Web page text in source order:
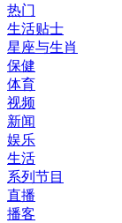
热门
生活贴士
星座与生肖
保健
体育
视频
新闻
娱乐
生活
系列节目
直播
播客